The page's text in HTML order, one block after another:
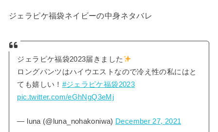
ジェラピケ福袋ネイビーの中身ネタバレ
ジェラピケ福袋2023届きました
ロングパンツはハイウエストなので冷え性の私にはと
ても嬉しい！ #ジェラピケ福袋2023
pic.twitter.com/eGhNgQ3eMj
— luna (@luna_nohakoniwa) December 27, 2021